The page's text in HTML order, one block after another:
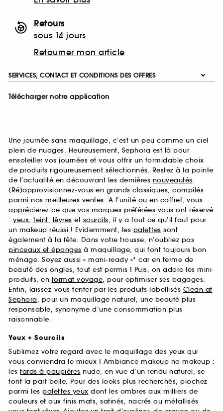
Retours
sous 14 jours
Retourner mon article
SERVICES, CONTACT ET CONDITIONS DES OFFRES
Télécharger notre application
Une journée sans maquillage, c’est un peu comme un ciel
plein de nuages. Heureusement, Sephora est là pour
ensoleiller vos journées et vous offrir un formidable choix
de produits rigoureusement sélectionnés. Restez à la pointe
de l’actualité en découvrant les dernières nouveautés.
(Ré)approvisionnez-vous en grands classiques, compilés
parmi nos meilleures ventes. A l’unité ou en coffret, vous
apprécierez ce que vos marques préférées vous ont réservé
: yeux, teint, lèvres et sourcils, il y a tout ce qu’il faut pour
un makeup réussi ! Evidemment, les palettes sont
également à la fête. Dans votre trousse, n’oubliez pas
pinceaux et éponges à maquillage, qui font toujours bon
ménage. Soyez aussi « mani-ready »* car en terme de
beauté des ongles, tout est permis ! Puis, on adore les mini-
produits, en format voyage, pour optimiser ses bagages.
Enfin, laissez-vous tenter par les produits labellisés Clean at
Sephora, pour un maquillage naturel, une beauté plus
responsable, synonyme d’une consommation plus
raisonnable.
Yeux + Sourcils
Sublimez votre regard avec le maquillage des yeux qui
vous conviendra le mieux ! Ambiance makeup no makeup :
les fards à paupières nude, en vue d’un rendu naturel, se
font la part belle. Pour des looks plus recherchés, piochez
parmi les palettes yeux dont les ombres aux milliers de
couleurs et aux finis mats, satinés, nacrés ou métallisés